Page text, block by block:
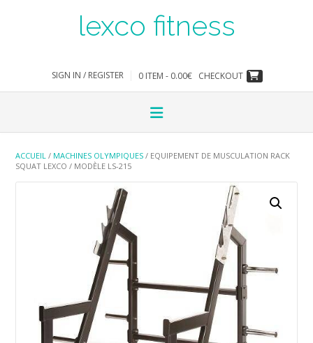
lexco fitness
SIGN IN / REGISTER 0 ITEM - 0.00€ CHECKOUT
ACCUEIL / MACHINES OLYMPIQUES / EQUIPEMENT DE MUSCULATION RACK
SQUAT LEXCO / MODÈLE LS-215